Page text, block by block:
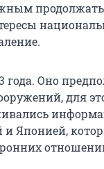
продолжать
года. Оно
для
и Японией,